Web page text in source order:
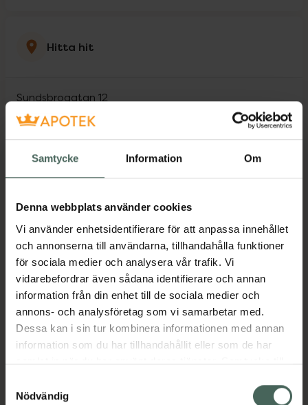
Samtycke Information Om
Denna webbplats använder cookies
Vi använder enhetsidentifierare för att anpassa innehållet
och annonserna till användarna, tillhandahålla funktioner
för sociala medier och analysera vår trafik. Vi
vidarebefordrar även sådana identifierare och annan
information från din enhet till de sociala medier och
annons- och analysföretag som vi samarbetar med.
Dessa kan i sin tur kombinera informationen med annan
information som du har tillhandahållit eller som de har
samlat in när du har använt deras tjänster. Samtycke till
återkalla ditt samtycke via webbplatsens
Nödvändig
Hitta hit
Sundsbrogatan 12
69630Askersund
Stängt
Måndag 09:00-18:00
Onsdag 09:00- 18:00
Fredag